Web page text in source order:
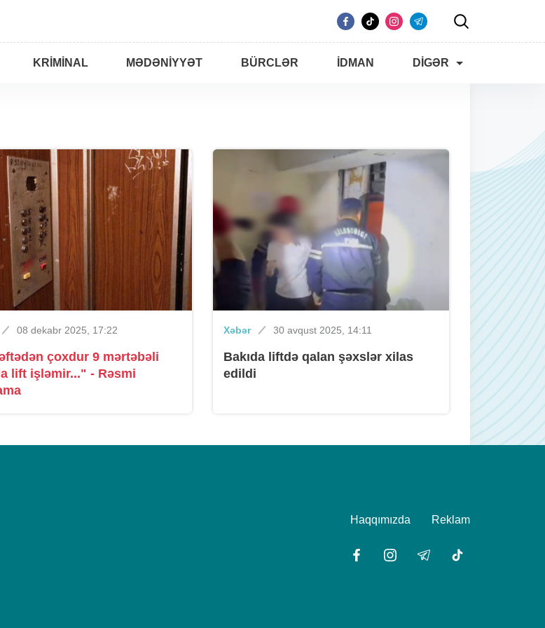
KRIMINAL MƏDƏNIYYƏT BÜRCLƏR İDMAN DIGƏR
08 dekabr 2025, 17:22
çoxdur 9 mərtəbəli
lift işləmir..." - Rəsmi
Xəbər 30 avqust 2025, 14:11
Bakıda liftdə qalan şəxslər xilas
edildi
Haqqımızda Reklam